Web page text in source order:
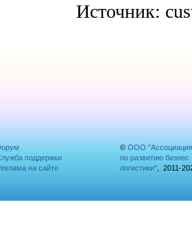
Источник:
поддержки
на сайте
© ООО "Ассоциация
по развитию бизнес
логистики", 2011-